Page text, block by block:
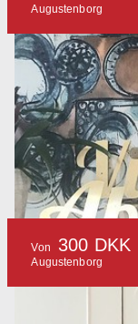
Augustenborg
Von 300 DKK
Augustenborg